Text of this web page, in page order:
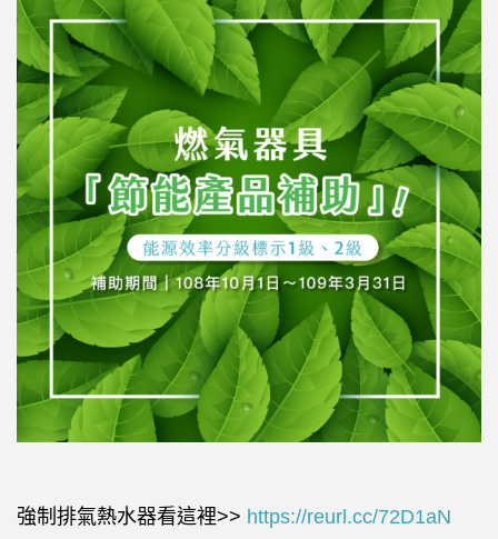
強制排氣熱水器看這裡>> https://reurl.cc/72D1aN